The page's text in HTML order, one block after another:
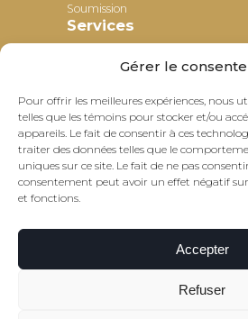
Gérer le
Pour offrir les meilleures expériences, nous
telles que les témoins pour stocker et/ou
appareils. Le fait de consentir à ces
traiter des données telles que le
uniques sur ce site. Le fait de ne pas
consentement peut avoir un effet négatif
et fonctions.
Accepter
Refuser
Soumission
Services
Transport parascolaire
Transport nolisé
Transport pour petits groupes
Autres liens
Politique de confidentialité